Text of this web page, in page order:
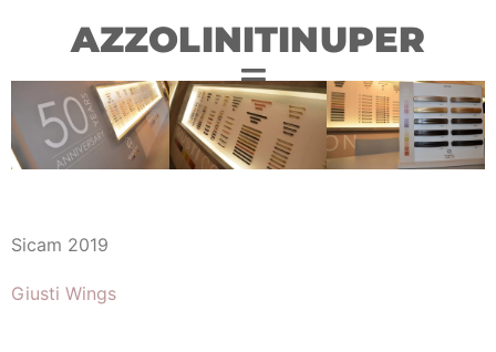
AZZOLINITINUPER
Sicam 2019
Giusti Wings